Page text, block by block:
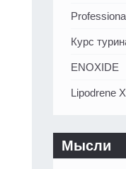
Professional
Курс
ENOXIDE
Lipodrene
Мысли